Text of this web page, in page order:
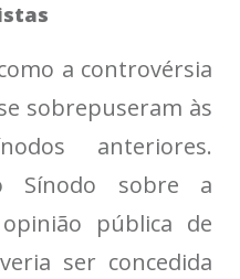
a controvérsia
sobrepuseram às
anteriores.
Sínodo sobre a
pública de
ser concedida